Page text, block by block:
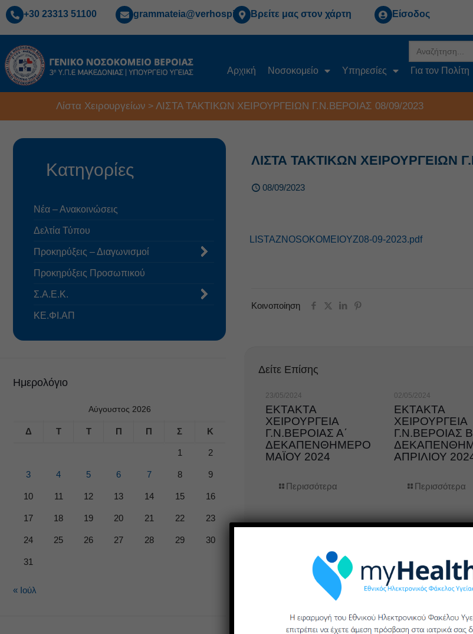
+30 23313 51100 grammateia@verhospi.gr Βρείτε μας στον χάρτη Είσοδος
for:
Αρχική Νοσοκομείο Υπηρεσίες Για τον Πολίτη
Λίστα Χειρουργείων > ΛΙΣΤΑ ΤΑΚΤΙΚΩΝ ΧΕΙΡΟΥΡΓΕΙΩΝ Γ.Ν.ΒΕΡΟΙΑΣ 08/09/2023
ΛΙΣΤΑ ΤΑΚΤΙΚΩΝ ΧΕΙΡΟΥΡΓΕΙΩΝ
08/09/2023
LISTAZNOSOKOMEIOYZ08-09-2023.pdf
Κοινοποίηση
Δείτε Επίσης
23/05/2024
ΕΚΤΑΚΤΑ
ΧΕΙΡΟΥΡΓΕΙΑ
Γ.Ν.ΒΕΡΟΙΑΣ Α΄
ΔΕΚΑΠΕΝΘΗΜΕΡΟ
ΜΑΪΟΥ 2024
Περισσότερα
02/05/2024
ΕΚΤΑΚΤΑ
ΧΕΙΡΟΥΡΓΕΙΑ
Γ.Ν.ΒΕΡΟΙΑΣ
ΑΠΡΙΛΙΟΥ
Περισσότερα
Κατηγορίες
Νέα – Ανακοινώσεις
Δελτία Τύπου
Προκηρύξεις – Διαγωνισμοί
Προκηρύξεις Προσωπικού
Σ.Α.Ε.Κ.
ΚΕ.ΦΙ.ΑΠ
Ημερολόγιο
Αύγουστος 2026
Δ Τ Τ Π Π Σ Κ
1 2
3 4 5 6 7 8 9
10 11 12 13 14 15 16
17 18 19 20 21 22 23
24 25 26 27 28 29 30
31
« Ιούλ